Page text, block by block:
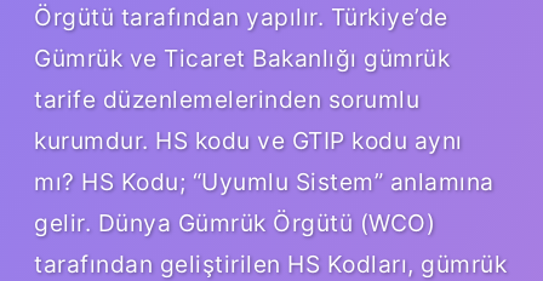
Örgütü tarafından yapılır. Türkiye’de
Gümrük ve Ticaret Bakanlığı gümrük
tarife düzenlemelerinden sorumlu
kurumdur. HS kodu ve GTIP kodu aynı
mı? HS Kodu; “Uyumlu Sistem” anlamına
gelir. Dünya Gümrük Örgütü (WCO)
tarafından geliştirilen HS Kodları, gümrük